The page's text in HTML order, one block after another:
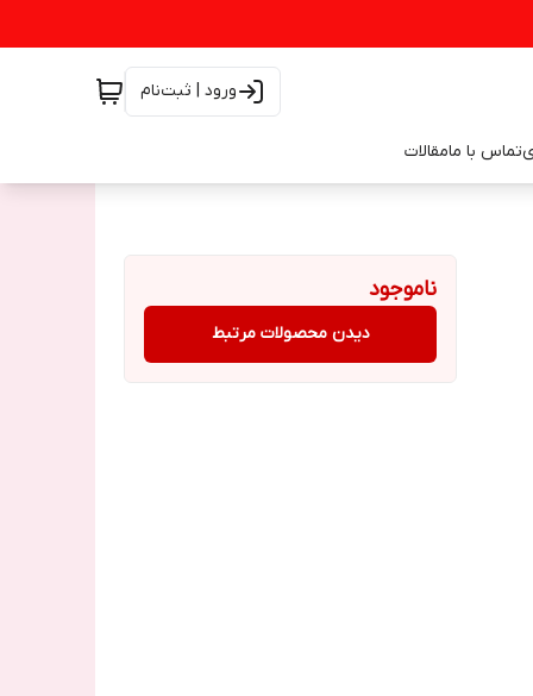
ورود | ثبت‌نام
تماس با مامقالات
ناموجود
دیدن محصولات مرتبط